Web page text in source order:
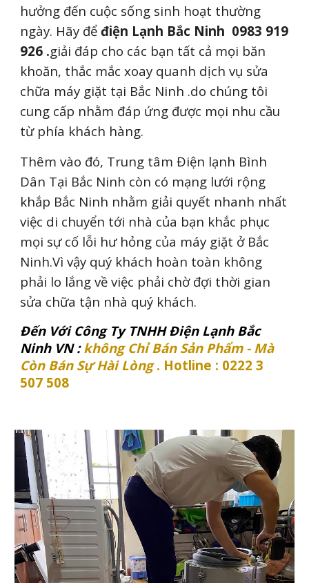
hưởng đến cuộc sống sinh hoạt thường
ngày. Hãy đểđiện Lạnh Bắc Ninh 0983 919
926 .giải đáp cho các bạn tất cả mọi băn
khoăn, thắc mắc xoay quanh dịch vụ sửa
chữa máy giặt tại Bắc Ninh .do chúng tôi
cung cấp nhằm đáp ứng được mọi nhu cầu
từ phía khách hàng.
Thêm vào đó, Trung tâm Điện lạnh Bình
Dân Tại Bắc Ninh còn có mạng lưới rộng
khắp Bắc Ninh nhằm giải quyết nhanh nhất
việc di chuyển tới nhà của bạn khắc phục
mọi sự cố lỗi hư hỏng của máy giặt ở Bắc
Ninh.Vì vậy quý khách hoàn toàn không
phải lo lắng về việc phải chờ đợi thời gian
sửa chữa tận nhà quý khách.
Đến Với Công Ty TNHH Điện Lạnh Bắc
Ninh VN :không Chỉ Bán Sản Phẩm - Mà
Còn Bán Sự Hài Lòng. Hotline : 0222 3
507 508